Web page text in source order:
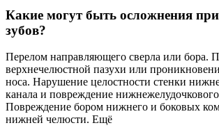
Какие могут быть осложнения
зубов?
Перелом направляющего сверла или бора.
верхнечелюстной пазухи или
носа. Нарушение целостности стенки
канала и повреждение
Повреждение бором нижнего и боковых
нижней челюсти. Ещё